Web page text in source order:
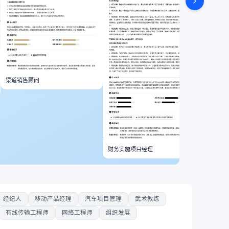
渠道销售顾问
财务实施项目经理
经纪人 移动产品经理 汽车项目管理
武术教练
有线传输工程师
网络工程师 组织发展